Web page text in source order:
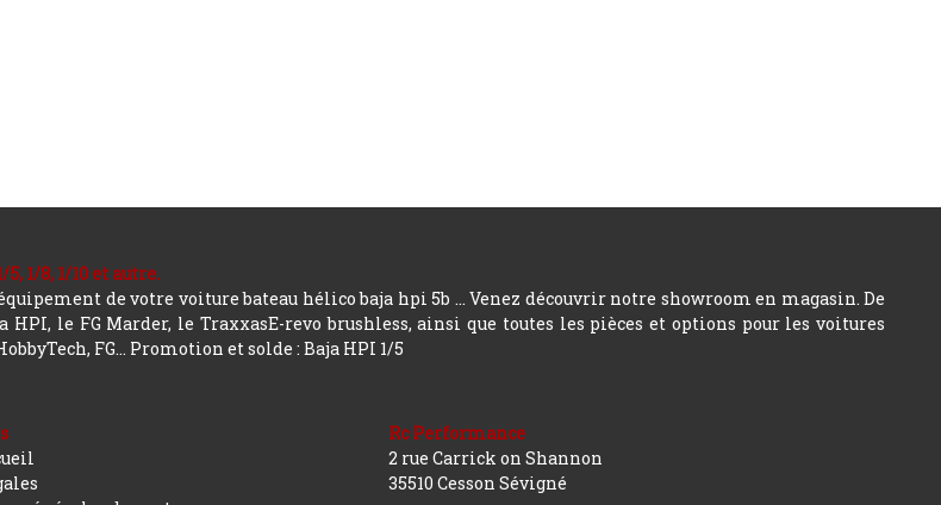
1/8, 1/10 et autre.
de votre voiture bateau hélico baja hpi 5b ... Venez découvrir notre showroom en magasin. De
HPI, le FG Marder, le TraxxasE-revo brushless, ainsi que toutes les pièces et options pour les voitures
FG... Promotion et solde : Baja HPI 1/5
Rc Performance
2 rue Carrick on Shannon
35510 Cesson Sévigné